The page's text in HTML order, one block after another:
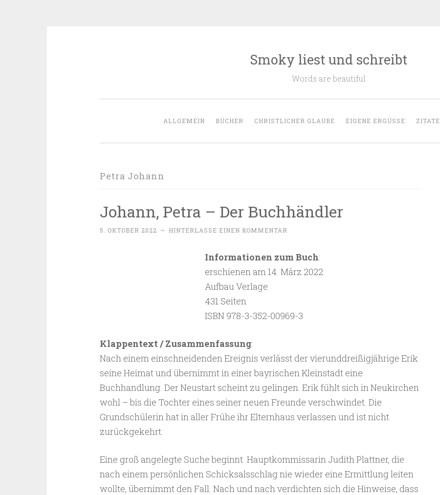
Smoky liest und schreibt
Words are beautiful
ALLGEMEIN BÜCHER CHRISTLICHER GLAUBE EIGENE ERGÜSSE ZITATE
Petra Johann
Johann, Petra – Der Buchhändler
5. OKTOBER 2022 ~ HINTERLASSE EINEN KOMMENTAR
Informationen zum Buch:
erschienen am 14. März 2022
Aufbau Verlage
431 Seiten
ISBN 978-3-352-00969-3
Klappentext / Zusammenfassung:
Nach einem einschneidenden Ereignis verlässt der vierunddreißigjährige Erik
seine Heimat und übernimmt in einer bayrischen Kleinstadt eine
Buchhandlung. Der Neustart scheint zu gelingen. Erik fühlt sich in Neukirchen
wohl – bis die Tochter eines seiner neuen Freunde verschwindet. Die
Grundschülerin hat in aller Frühe ihr Elternhaus verlassen und ist nicht
zurückgekehrt.
Eine groß angelegte Suche beginnt. Hauptkommissarin Judith Plattner, die
nach einem persönlichen Schicksalsschlag nie wieder eine Ermittlung leiten
wollte, übernimmt den Fall. Nach und nach verdichten sich die Hinweise, dass